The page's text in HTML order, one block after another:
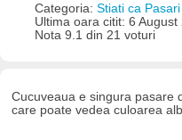
Categoria: Stiati ca Pasari
Ultima oara citit: 6 August
Nota 9.1 din 21 voturi
Cucuveaua e singura pasare
care poate vedea culoarea